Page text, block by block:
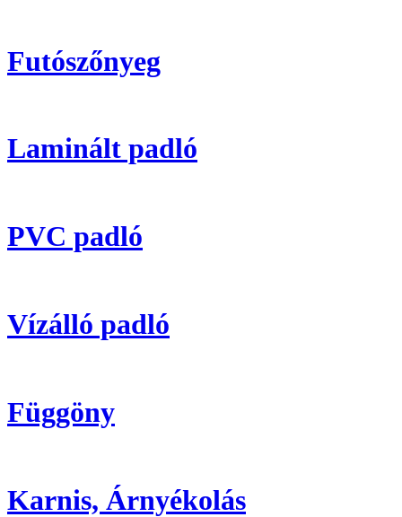
Futószőnyeg
Laminált padló
PVC padló
Vízálló padló
Függöny
Karnis, Árnyékolás